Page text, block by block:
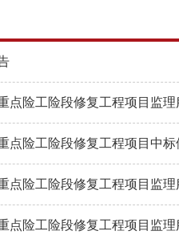
点险工险段修复工程项目监
点险工险段修复工程项目中
点险工险段修复工程项目监
点险工险段修复工程项目监